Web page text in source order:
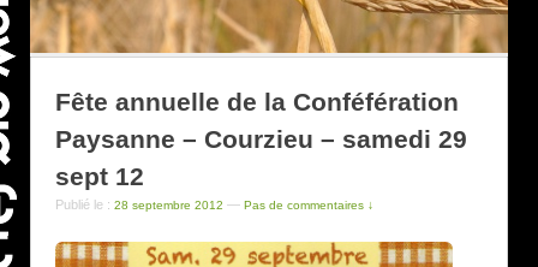
Fête annuelle de la Conféfération
Paysanne – Courzieu – samedi 29
sept 12
Publié le : 28 septembre 2012 — Pas de commentaires ↓